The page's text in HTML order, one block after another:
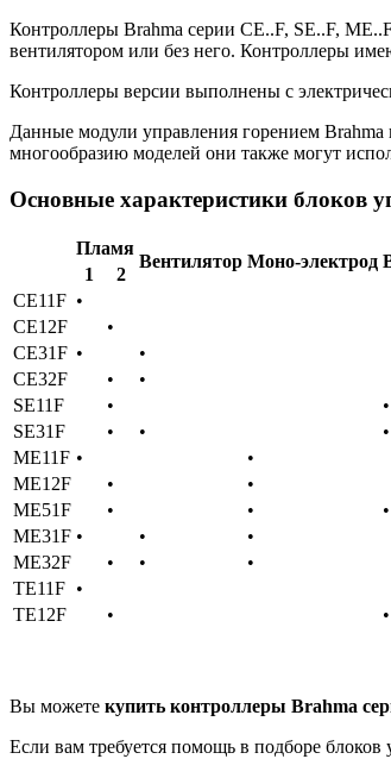
Контроллеры Brahma серии CE..F, SE..F,
вентилятором или без него. Контроллеры
Контроллеры версии выполнены с
Данные модули управления горением Brahma
многообразию моделей они также могут
Основные характеристики блоков
Пламя
Вентилятор Моно-электрод
1
2
CE11F •
CE12F
•
CE31F • •
CE32F
• •
SE11F
• •
SE31F
• • •
ME11F • •
ME12F
• •
ME51F
• • •
ME31F • • •
ME32F
• • •
TE11F •
TE12F
• •
Вы можете купить контроллеры Brahma
Если вам требуется помощь в подборе